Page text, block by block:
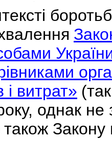
витрат»
однак не